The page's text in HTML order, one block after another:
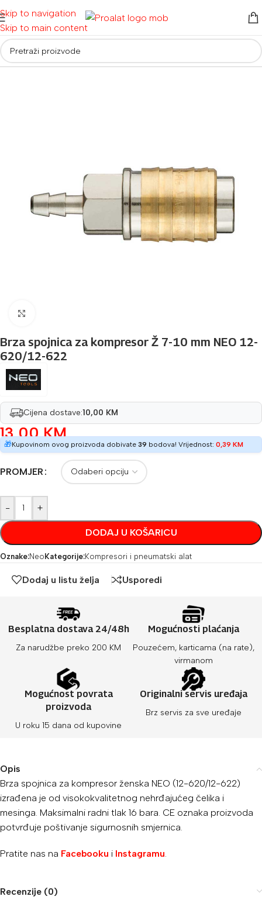
Skip to navigation
Skip to main content
Početna/ Kompresori i pneumatski alat
Brza spojnica za kompresor Ž 7-10 mm NEO 12-
620/12-622
Cijena dostave:10,00 KM
13,00KM
🎁Kupovinom ovog proizvoda dobivate 39 bodova! Vrijednost: 0,39 KM
PROMJER
- +
DODAJ U KOŠARICU
Oznake:Neo Kategorije:Kompresori i pneumatski alat
Dodaj u listu želja Usporedi
Besplatna dostava 24/48h
Za narudžbe preko 200 KM
Mogućnosti plaćanja
Pouzećem, karticama (na rate),
virmanom
Mogućnost povrata
proizvoda
U roku 15 dana od kupovine
Originalni servis uređaja
Brz servis za sve uređaje
Opis
Brza spojnica za kompresor ženska NEO (12-620/12-622)
izrađena je od visokokvalitetnog nehrđajućeg čelika i
mesinga. Maksimalni radni tlak 16 bara. CE oznaka proizvoda
potvrđuje poštivanje sigurnosnih smjernica.
Pratite nas na Facebooku i Instagramu.
Recenzije (0)